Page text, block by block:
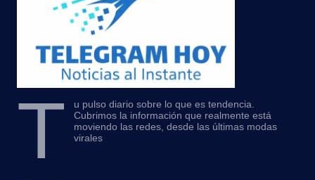
T
u pulso diario sobre lo que es tendencia.
Cubrimos la información que realmente está
moviendo las redes, desde las últimas modas
virales